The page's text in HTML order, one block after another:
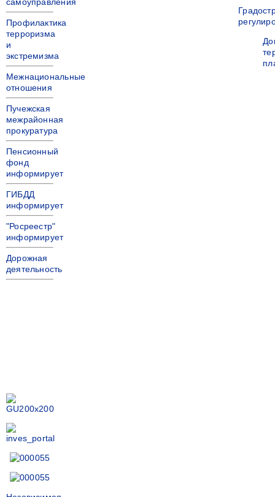
Профилактика
терроризма
и
экстремизма
Межнациональные
отношения
Пучежская
межрайонная
прокуратура
Пенсионный
фонд
информирует
ГИБДД
информирует
"Росреестр"
информирует
Дорожная
деятельность